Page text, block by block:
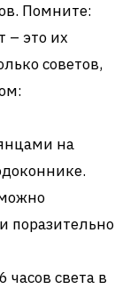
Помните:
– это их
советов,
на
поразительно
света в